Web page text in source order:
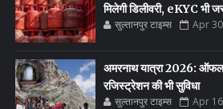
मिलेगी डिलीवरी, eKYC भी
सुल्तानपुर टाइम्स Apr
अमरनाथ यात्रा 2026:
रजिस्ट्रेशन की भी सुविधा
सुल्तानपुर टाइम्स Apr